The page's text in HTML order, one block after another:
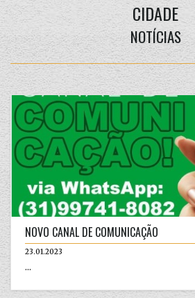
CIDADE
NOTÍCIAS
NOVO CANAL DE COMUNICAÇÃO
23.01.2023
...